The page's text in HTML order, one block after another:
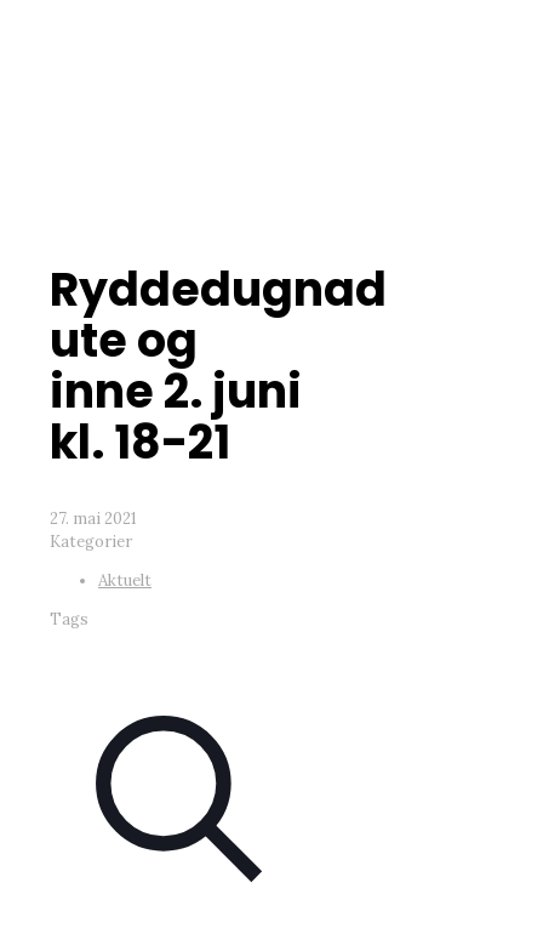
Ryddedugnad
ute og
inne 2. juni
kl. 18-21
27. mai 2021
Kategorier
Aktuelt
Tags